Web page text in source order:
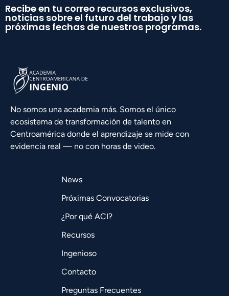
Recibe en tu correo recursos exclusivos,
noticias sobre el futuro del trabajo y las
próximas fechas de nuestros programas.
No somos una academia más. Somos el único
ecosistema de transformación de talento en
Centroamérica donde el aprendizaje se mide con
evidencia real — no con horas de video.
News
Próximas Convocatorias
¿Por qué ACI?
Recursos
Ingenioso
Contacto
Preguntas Frecuentes